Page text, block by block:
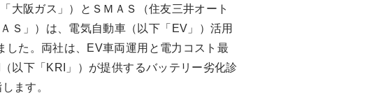
大阪ガス」）とＳＭＡＳ（住友三井オート
Ｓ」）は、電気自動車（以下「EV」）活用
た。両社は、EV車両運用と電力コスト最
以下「KRI」）が提供するバッテリー劣化診
ます。